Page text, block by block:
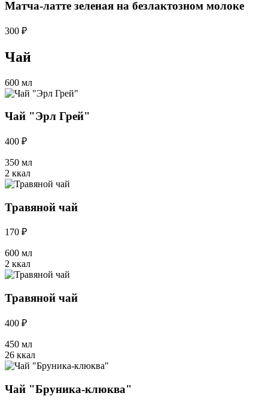
Матча-латте зеленая на безлактозном молоке
300 ₽
Чай
600 мл
Чай "Эрл Грей"
400 ₽
350 мл
2 ккал
Травяной чай
170 ₽
600 мл
2 ккал
Травяной чай
400 ₽
450 мл
26 ккал
Чай "Бруника-клюква"